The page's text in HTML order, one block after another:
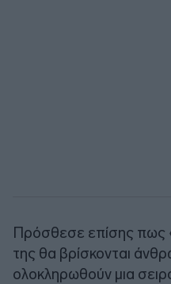
Πρόσθεσε επίσης πως
της θα βρίσκονται
ολοκληρωθούν μια